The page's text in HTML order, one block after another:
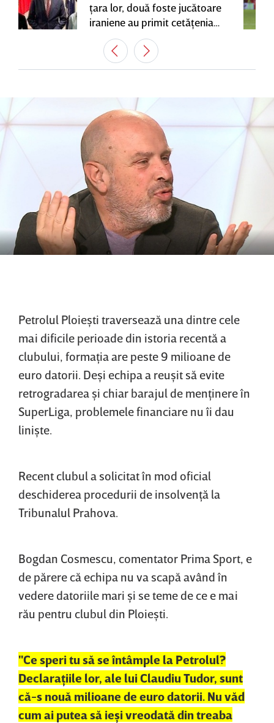
ţara lor, două foste jucătoare
iraniene au primit cetăţenia
australiană
Petrolul Ploieşti traversează una dintre cele
mai dificile perioade din istoria recentă a
clubului, formaţia are peste 9 milioane de
euro datorii. Deşi echipa a reuşit să evite
retrogradarea şi chiar barajul de menţinere în
SuperLiga, problemele financiare nu îi dau
linişte.
Recent clubul a solicitat în mod oficial
deschiderea procedurii de insolvenţă la
Tribunalul Prahova.
Bogdan Cosmescu, comentator Prima Sport, e
de părere că echipa nu va scapă având în
vedere datoriile mari şi se teme de ce e mai
rău pentru clubul din Ploieşti.
"Ce speri tu să se întâmple la Petrolul?
Declaraţiile lor, ale lui Claudiu Tudor, sunt
că-s nouă milioane de euro datorii. Nu văd
cum ai putea să ieşi vreodată din treaba